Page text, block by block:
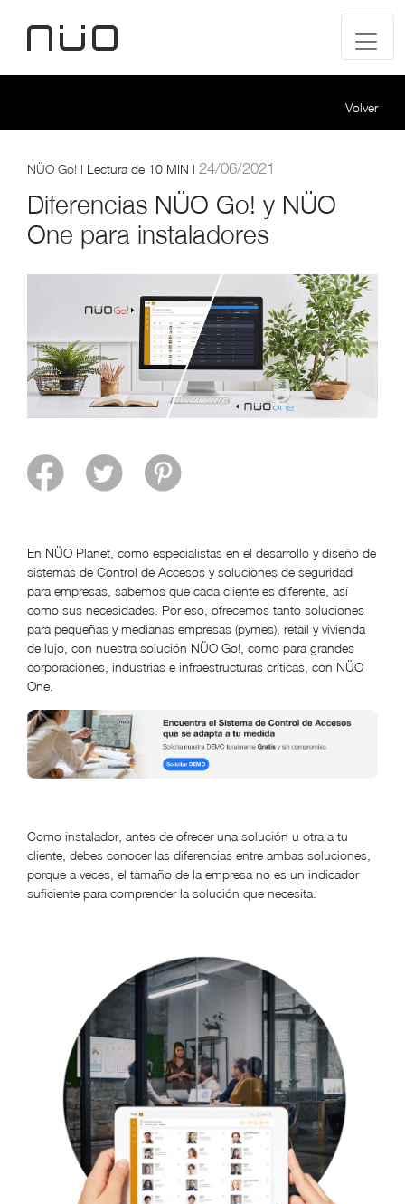
Volver
NÜO Go! | Lectura de 10 MIN | 24/06/2021
Diferencias NÜO Go! y NÜO
One para instaladores
En NÜO Planet, como especialistas en el desarrollo y diseño de
sistemas de Control de Accesos y soluciones de seguridad
para empresas, sabemos que cada cliente es diferente, así
como sus necesidades. Por eso, ofrecemos tanto soluciones
para pequeñas y medianas empresas (pymes), retail y vivienda
de lujo, con nuestra solución NÜO Go!, como para grandes
corporaciones, industrias e infraestructuras críticas, con NÜO
One.
Como instalador, antes de ofrecer una solución u otra a tu
cliente, debes conocer las diferencias entre ambas soluciones,
porque a veces, el tamaño de la empresa no es un indicador
suficiente para comprender la solución que necesita.